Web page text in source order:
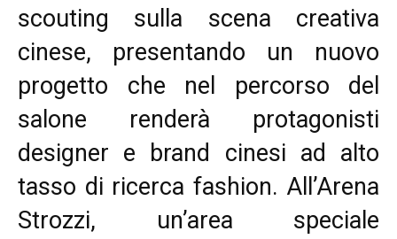
scouting sulla scena creativa
cinese, presentando un nuovo
progetto che nel percorso del
salone renderà protagonisti
designer e brand cinesi ad alto
tasso di ricerca fashion. All’Arena
Strozzi, un’area speciale